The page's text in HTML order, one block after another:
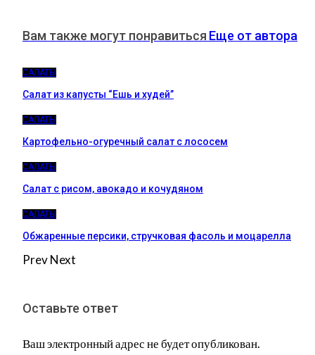
Вам также могут понравиться Еще от автора
САЛАТЫ
Салат из капусты “Ешь и худей”
САЛАТЫ
Картофельно-огуречный салат с лососем
САЛАТЫ
Салат с рисом, авокадо и кочудяном
САЛАТЫ
Обжаренные персики, стручковая фасоль и моцарелла
PrevNext
Оставьте ответ
Ваш электронный адрес не будет опубликован.